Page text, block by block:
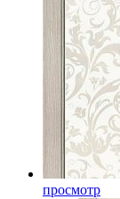
просмотр